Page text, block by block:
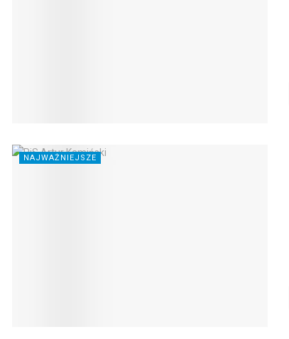
NAJWAŻNIEJSZE